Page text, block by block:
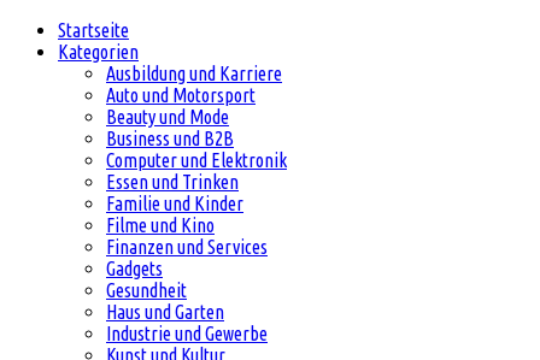
Startseite
Kategorien
Ausbildung und Karriere
Auto und Motorsport
Beauty und Mode
Business und B2B
Computer und Elektronik
Essen und Trinken
Familie und Kinder
Filme und Kino
Finanzen und Services
Gadgets
Gesundheit
Haus und Garten
Industrie und Gewerbe
Kunst und Kultur